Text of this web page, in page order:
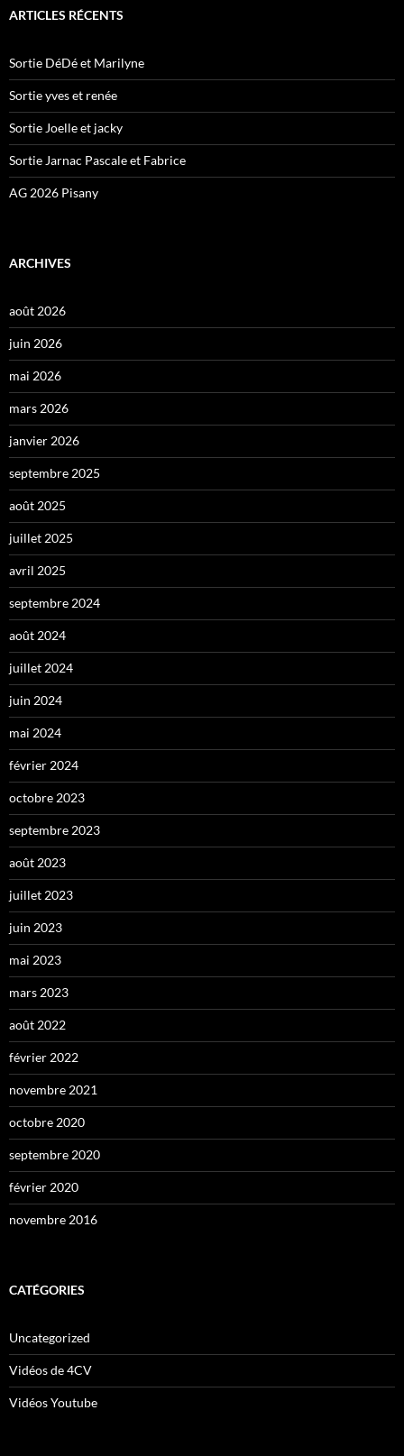
ARTICLES RÉCENTS
Sortie DéDé et Marilyne
Sortie yves et renée
Sortie Joelle et jacky
Sortie Jarnac Pascale et Fabrice
AG 2026 Pisany
ARCHIVES
août 2026
juin 2026
mai 2026
mars 2026
janvier 2026
septembre 2025
août 2025
juillet 2025
avril 2025
septembre 2024
août 2024
juillet 2024
juin 2024
mai 2024
février 2024
octobre 2023
septembre 2023
août 2023
juillet 2023
juin 2023
mai 2023
mars 2023
août 2022
février 2022
novembre 2021
octobre 2020
septembre 2020
février 2020
novembre 2016
CATÉGORIES
Uncategorized
Vidéos de 4CV
Vidéos Youtube